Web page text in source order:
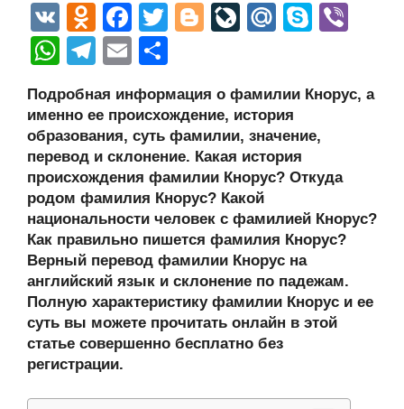
V
K
O
d
n
o
kl
a
ss
ni
ki
F
a
c
e
b
o
o
k
T
er
Bl
g
er
Li
J
o
ur
n
al
M
u
S
e
W
at
s
A
p
p
T
e
gr
a
m
E
ail р
а
в
и
ть
Подробная информация о фамилии Кнорус, а
именно ее происхождение, история
образования, суть фамилии, значение,
перевод и склонение. Какая история
происхождения фамилии Кнорус? Откуда
родом фамилия Кнорус? Какой
национальности человек с фамилией Кнорус?
Как правильно пишется фамилия Кнорус?
Верный перевод фамилии Кнорус на
английский язык и склонение по падежам.
Полную характеристику фамилии Кнорус и ее
суть вы можете прочитать онлайн в этой
статье совершенно бесплатно без
регистрации.